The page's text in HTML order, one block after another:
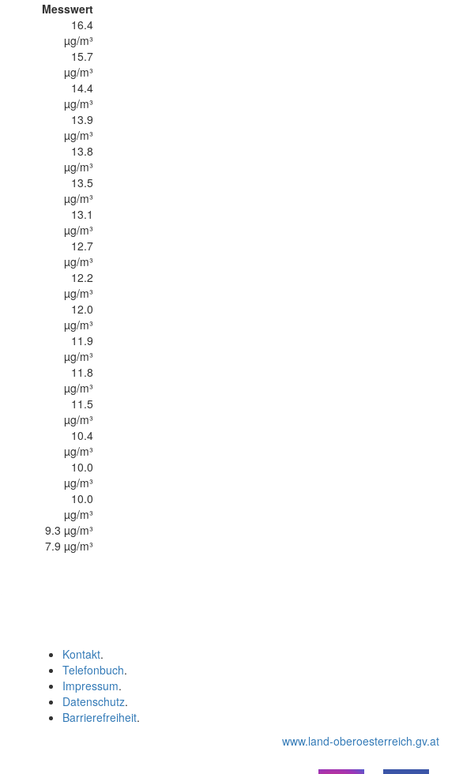
Messwert
16.4
µg/m³
15.7
µg/m³
14.4
µg/m³
13.9
µg/m³
13.8
µg/m³
13.5
µg/m³
13.1
µg/m³
12.7
µg/m³
12.2
µg/m³
12.0
µg/m³
11.9
µg/m³
11.8
µg/m³
11.5
µg/m³
10.4
µg/m³
10.0
µg/m³
10.0
µg/m³
9.3 µg/m³
7.9 µg/m³
Kontakt.
Telefonbuch.
Impressum.
Datenschutz.
Barrierefreiheit.
www.land-oberoesterreich.gv.at